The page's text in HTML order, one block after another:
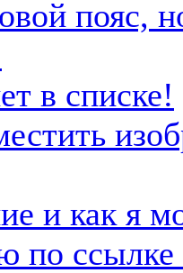
пояс,
в списке!
и как я
по